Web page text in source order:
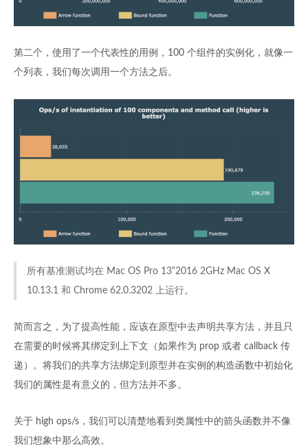
第二个，使用了一个代表性的用例，100 个组件的实例化，就像一
个列表，我们每次调用一个方法之后。
所有基准测试均在 Mac OS Pro 13“2016 2GHz Mac OS X
10.13.1 和 Chrome 62.0.3202 上运行。
简而言之，为了提高性能，应该在原型中去声明共享方法，并且只
在需要的时候将其绑定到上下文（如果作为 prop 或者 callback 传
递）。将我们的共享方法绑定到原型并在实例的构造函数中初始化
我们的属性是有意义的，但方法并不多。
关于 high ops/s，我们可以清楚地看到类属性中的箭头函数并不像
我们想象中那么高效。